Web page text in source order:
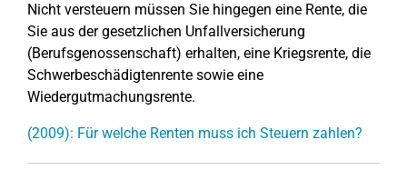
Nicht versteuern müssen Sie hingegen eine Rente, die
Sie aus der gesetzlichen Unfallversicherung
(Berufsgenossenschaft) erhalten, eine Kriegsrente, die
Schwerbeschädigtenrente sowie eine
Wiedergutmachungsrente.
(2009): Für welche Renten muss ich Steuern zahlen?